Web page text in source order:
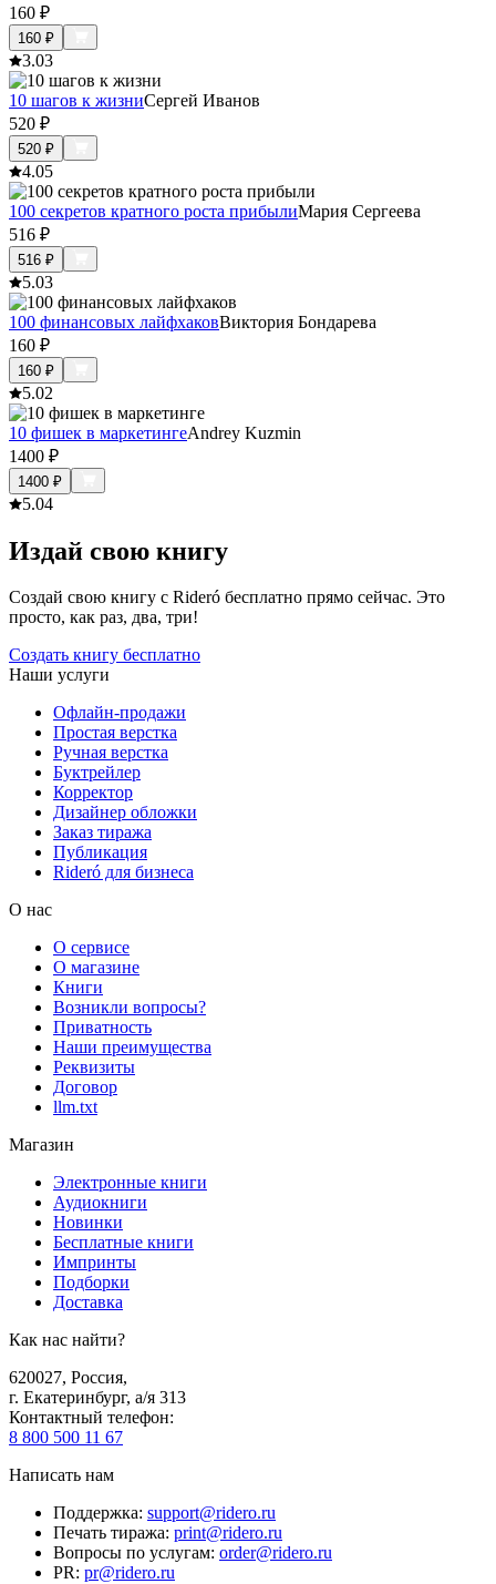
160 ₽
160 ₽
3.03
10 шагов к жизниСергей Иванов
520 ₽
520 ₽
4.05
100 секретов кратного роста прибылиМария Сергеева
516 ₽
516 ₽
5.03
100 финансовых лайфхаковВиктория Бондарева
160 ₽
160 ₽
5.02
10 фишек в маркетингеAndrey Kuzmin
1400 ₽
1400 ₽
5.04
Издай свою книгу
Создай свою книгу с Rideró бесплатно прямо сейчас. Это
просто, как раз, два, три!
Создать книгу бесплатно
Наши услуги
Офлайн-продажи
Простая верстка
Ручная верстка
Буктрейлер
Корректор
Дизайнер обложки
Заказ тиража
Публикация
Rideró для бизнеса
О нас
О сервисе
О магазине
Книги
Возникли вопросы?
Приватность
Наши преимущества
Реквизиты
Договор
llm.txt
Магазин
Электронные книги
Аудиокниги
Новинки
Бесплатные книги
Импринты
Подборки
Доставка
Как нас найти?
620027, Россия,
г. Екатеринбург, а/я 313
Контактный телефон:
8 800 500 11 67
Написать нам
Поддержка: support@ridero.ru
Печать тиража: print@ridero.ru
Вопросы по услугам: order@ridero.ru
PR: pr@ridero.ru